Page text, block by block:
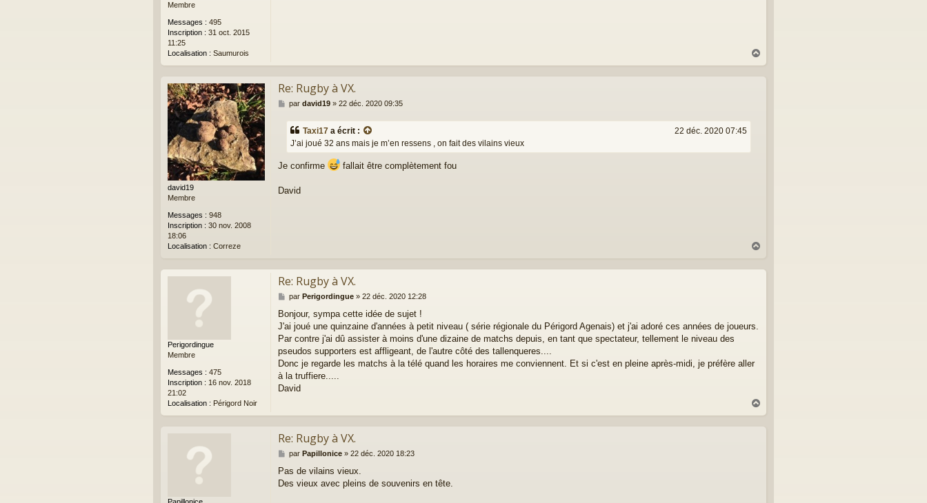
Membre
Messages : 495
Inscription : 31 oct. 2015
11:25
Localisation : Saumurois
a
david19
Membre
Messages : 948
Inscription : 30 nov. 2008
18:06
Localisation : Correze
Re: Rugby à VX.
M
s
g
e
par david19» 22 déc. 2020 09:35
Taxi17 a écrit :
22 déc. 2020 07:45
J’ai joué 32 ans mais je m’en ressens , on fait des vilains vieux
Je confirme fallait être complètement fou
David
u
Perigordingue
Membre
Messages : 475
Inscription : 16 nov. 2018
21:02
Localisation : Périgord Noir
Re: Rugby à VX.
M
s
s
a
par Perigordingue» 22 déc. 2020 12:28
Bonjour, sympa cette idée de sujet !
J'ai joué une quinzaine d'années à petit niveau ( série régionale du Périgord Agenais) et j'ai adoré ces années de joueurs.
Par contre j'ai dû assister à moins d'une dizaine de matchs depuis, en tant que spectateur, tellement le niveau des
pseudos supporters est affligeant, de l'autre côté des tallenqueres....
Donc je regarde les matchs à la télé quand les horaires me conviennent. Et si c'est en pleine après-midi, je préfère aller
à la truffiere.....
David
a
Re: Rugby à VX.
M
s
s
par Papillonice» 22 déc. 2020 18:23
Pas de vilains vieux.
Des vieux avec pleins de souvenirs en tête.